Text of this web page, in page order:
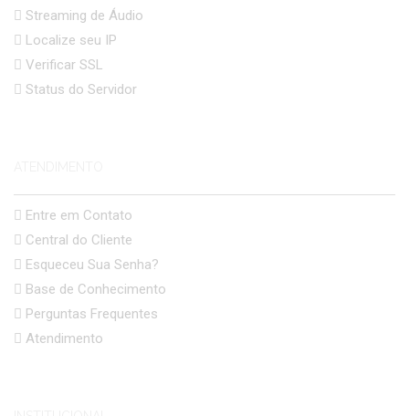
Streaming de Áudio
Localize seu IP
Verificar SSL
Status do Servidor
Entre em Contato
Central do Cliente
Esqueceu Sua Senha?
Base de Conhecimento
Perguntas Frequentes
Atendimento